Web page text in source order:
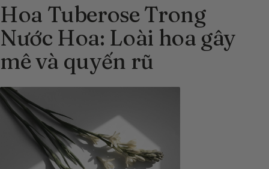
Hoa Tuberose Trong
Nước Hoa: Loài hoa gây
mê và quyến rũ